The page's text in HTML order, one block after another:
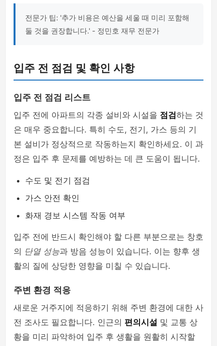
전문가 팁: '추가 비용은 예산을 세울 때 미리 포함해
둘 것을 권장합니다.' - 정민호 재무 전문가
입주 전 점검 및 확인 사항
입주 전 점검 리스트
입주 전에 아파트의 각종 설비와 시설을 점검하는 것
은 매우 중요합니다. 특히 수도, 전기, 가스 등의 기
본 설비가 정상적으로 작동하는지 확인하세요. 이 과
정은 입주 후 문제를 예방하는 데 큰 도움이 됩니다.
수도 및 전기 점검
가스 안전 확인
화재 경보 시스템 작동 여부
입주 전에 반드시 확인해야 할 다른 부분으로는 창호
의 단열 성능과 방음 성능이 있습니다. 이는 향후 생
활의 질에 상당한 영향을 미칠 수 있습니다.
주변 환경 적응
새로운 거주지에 적응하기 위해 주변 환경에 대한 사
전 조사도 필요합니다. 인근의 편의시설 및 교통 상
황을 미리 파악하여 입주 후 생활을 원활히 시작할